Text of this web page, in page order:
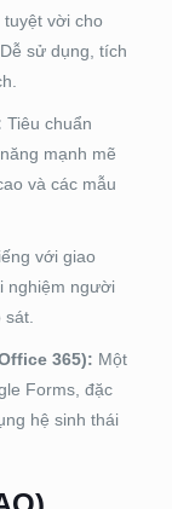
tuyệt vời cho
sử dụng, tích
Tiêu chuẩn
mạnh mẽ
và các mẫu
với giao
nghiệm người
365): Một
Forms, đặc
hệ sinh thái